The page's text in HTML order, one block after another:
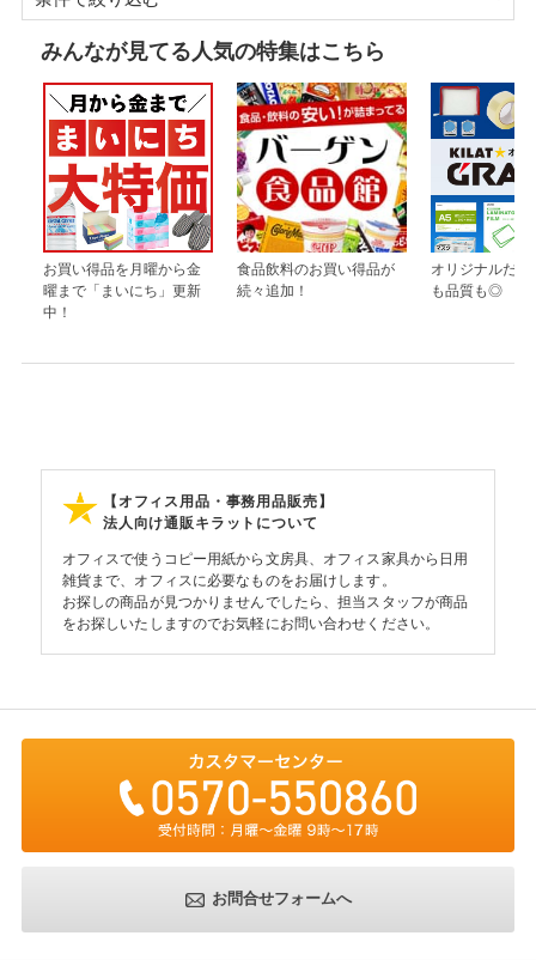
みんなが見てる人気の特集はこちら
お買い得品を月曜から金
曜まで「まいにち」更新
中！
食品飲料のお買い得品が
続々追加！
オリジナルだか
も品質も◎
【オフィス用品・事務用品販売】
法人向け通販キラットについて
オフィスで使うコピー用紙から文房具、オフィス家具から日用
雑貨まで、オフィスに必要なものをお届けします。
お探しの商品が見つかりませんでしたら、担当スタッフが商品
をお探しいたしますのでお気軽にお問い合わせください。
お問合せフォームへ